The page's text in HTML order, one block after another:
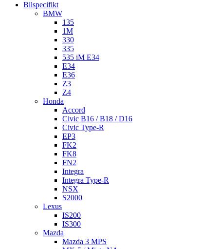
Bilspecifikt
BMW
135
1M
330
335
535 iM E34
E34
E36
Z3
Z4
Honda
Accord
Civic B16 / B18 / D16
Civic Type-R
EP3
FK2
FK8
FN2
Integra
Integra Type-R
NSX
S2000
Lexus
IS200
IS300
Mazda
Mazda 3 MPS